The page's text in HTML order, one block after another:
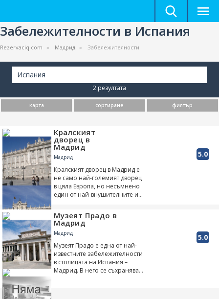
Забележителности в Испания
Rezervaciq.com Мадрид Забележителности
Испания
2 резултата
карта сортиране филтър
Кралският
дворец в
Мадрид
Мадрид 5.0
Кралският дворец в Мадрид е
не само най-големият дворец
в цяла Европа, но несъмнено
един от най-внушителните и
Мадрид, в непосредствен...
Музеят Прадо в
Мадрид
Мадрид 5.0
Музеят Прадо е една от най-
известните забележителности
в столицата на Испания –
Мадрид. В него се съхранява